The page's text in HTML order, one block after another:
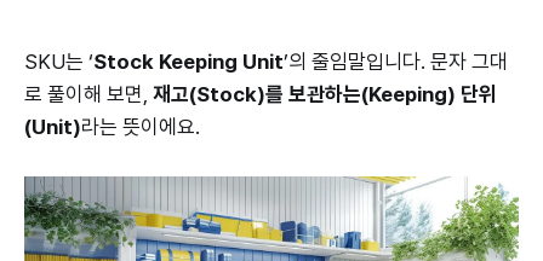
SKU는 ‘Stock Keeping Unit’의 줄임말입니다. 문자 그대
로 풀이해 보면, 재고(Stock)를 보관하는(Keeping) 단위
(Unit)라는 뜻이에요.